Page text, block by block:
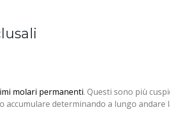
molari permanenti. Questi sono più
accumulare determinando a lungo andare